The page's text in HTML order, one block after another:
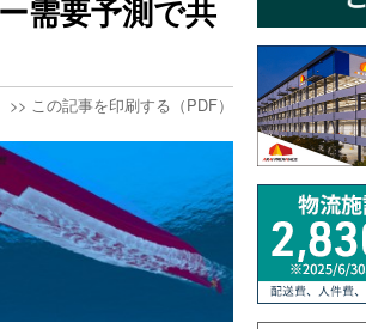
需要予測で共
>> この記事を印刷する（PDF）